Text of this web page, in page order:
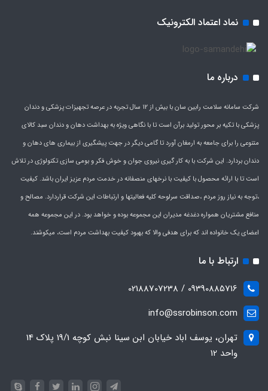
نماد اعتماد الکترونیک
درباره ما
شرکت سامانه سلامت رابین سان با بیش از 12 سال تجربه در عرصه تجهیزات پزشکی و دندان
پزشکی با تکیه بر محور تولید برآن است تا با نگاهی ویژه به بهداشت دهان و دندان سبد کالای
متنوعی را برای جامعه به ارمغان آورد تا گامی دیگر در جهت پیشگیری از بیماری های دهان و
دندان بردارد. این شرکت با به کار گیری نیروی جوان و خوش فکر و بومی سازی تکنولوژی در تلاش
است تا با ارائه محصول با کیفیت با نرخهای منصفانه در خدمت مردم عزیز ایران باشد. کیفیت
،توجه به نیاز روز مردم ،صداقت سرلوحه کلیه فعالیتها و ارتباطات این شرکت قراردارد. مصالح و
منافع مشتریان همواره دغدغه مدیران این مجموعه بوده و خواهد بود. در این مجموعه همه
اعضای یک خانواده اند که برای هدفی والا که بهبود کیفیت بهداشت مردم است، میکوشند.
ارتباط با ما
09390885716 / 02188707238
info@ssrobinson.com
تهران، یوسف اباد خیابان ابن سینا نبش کوچه 19/1 پلاک 14
واحد 12